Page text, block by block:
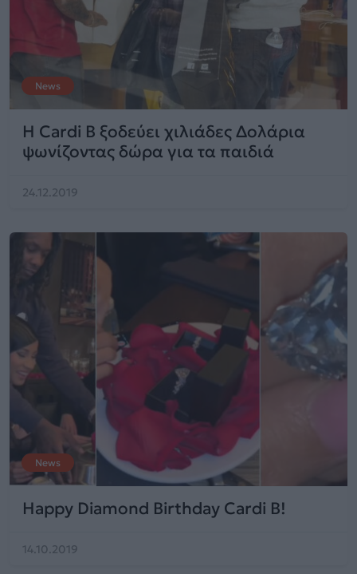
News
H Cardi B ξοδεύει χιλιάδες Δολάρια
ψωνίζοντας δώρα για τα παιδιά
24.12.2019
News
Happy Diamond Birthday Cardi B!
14.10.2019